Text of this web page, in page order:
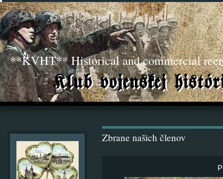
**KVHT** Historical and commercial
Zbrane našich členov